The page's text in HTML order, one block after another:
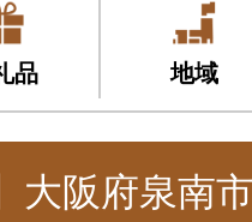
品 地域
大阪府泉南